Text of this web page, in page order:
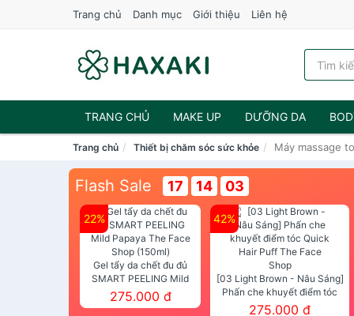
Trang chủ Danh mục Giới thiệu Liên hệ
TRANG CHỦ MAKE UP DƯỠNG DA
NƯỚC HOA
Trang chủ Thiết bị chăm sóc sức khỏe Máy massage
Flash Sale 17 14 01
22%
Gel tẩy da chết đu đủ
SMART PEELING Mild
Papaya The Face Shop
(150ml)
275.000 đ
42%
[03 Light Brown - Nâu Sáng]
Phấn che khuyết điểm tóc
Quick Hair Puff The Face Shop
275.000 đ